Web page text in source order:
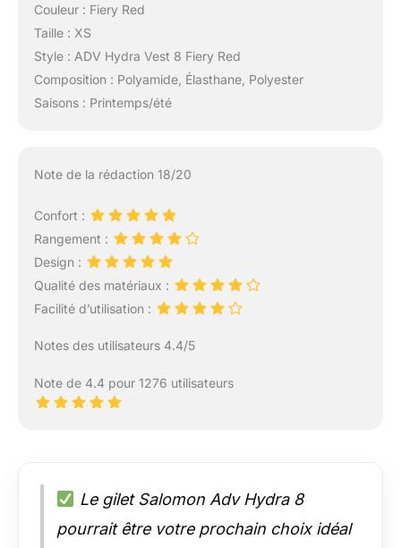
Couleur : Fiery Red
Taille : XS
Style : ADV Hydra Vest 8 Fiery Red
Composition : Polyamide, Élasthane, Polyester
Saisons : Printemps/été
Note de la rédaction 18/20
Confort :
Rangement :
Design :
Qualité des matériaux :
Facilité d’utilisation :
Notes des utilisateurs 4.4/5
Note de 4.4 pour 1276 utilisateurs
Le gilet Salomon Adv Hydra 8
pourrait être votre prochain choix idéal